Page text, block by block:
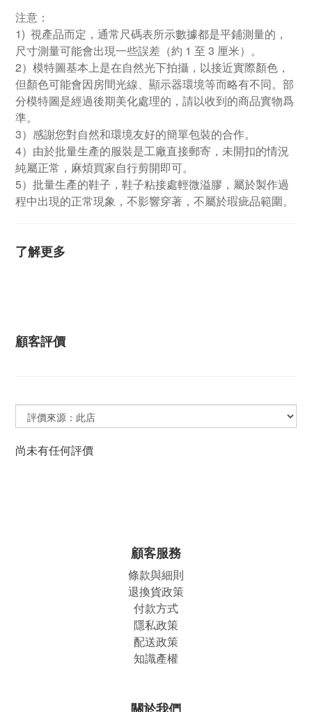
注意：
1) 視產品而定，通常尺碼表所示數據都是平鋪測量的，
尺寸測量可能會出現一些誤差（約 1 至 3 厘米）。
2）模特圖基本上是在自然光下拍攝，以接近實際顏色，
但顏色可能會因房間光線、顯示器環境等而略有不同。部
分模特圖是經過後期美化處理的，請以收到的商品實物爲
準。
3）感謝您對自然和環境友好的簡單包裝的合作。
4）由於批量生產的服裝是工廠直接郵寄，未開扣的情況
純屬正常，麻煩買家自行剪開即可。
5）批量生產的鞋子，鞋子粘接處輕微溢膠，屬於製作過
程中出現的正常現象，不影響穿著，不屬於瑕疵品範圍。
了解更多
顧客評價
尚未有任何評價
顧客服務
條款與細則
退換貨政策
付款方式
隱私政策
配送政策
知識產權